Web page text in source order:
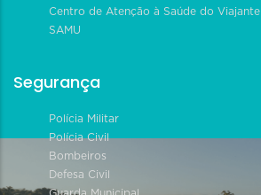
Centro de Atenção à Saúde do Viajante
SAMU
Segurança
Polícia Militar
Polícia Civil
Bombeiros
Defesa Civil